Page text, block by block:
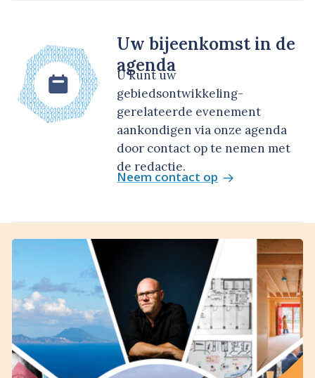
Uw bijeenkomst in de
agenda
U kunt uw
gebiedsontwikkeling-
gerelateerde evenement
aankondigen via onze agenda
door contact op te nemen met
de redactie.
Neem contact op